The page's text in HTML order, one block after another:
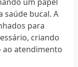
saúde bucal. A
para
criando
ao atendimento